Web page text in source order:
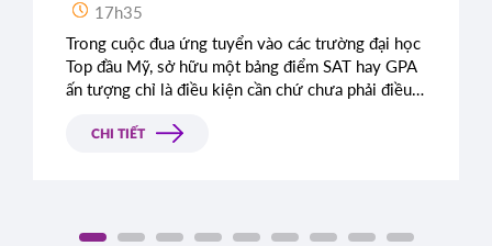
17h35
Trong cuộc đua ứng tuyển vào các trường đại học
Top đầu Mỹ, sở hữu một bảng điểm SAT hay GPA
ấn tượng chỉ là điều kiện cần chứ chưa phải điều
như tuyệt đối vẫn bị từ chối chỉ vì bài luận thiếu
CHI TIẾT